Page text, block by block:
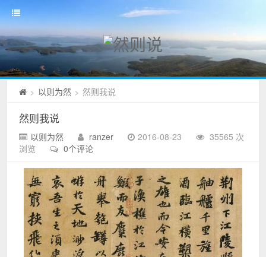
> 以则为然 > 然则我说
然则我说
以则为然 ranzer 2016-08-23
35565 次
浏览
0个评论